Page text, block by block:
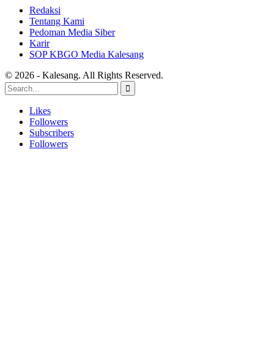
Redaksi
Tentang Kami
Pedoman Media Siber
Karir
SOP KBGO Media Kalesang
© 2026 - Kalesang. All Rights Reserved.
Likes
Followers
Subscribers
Followers